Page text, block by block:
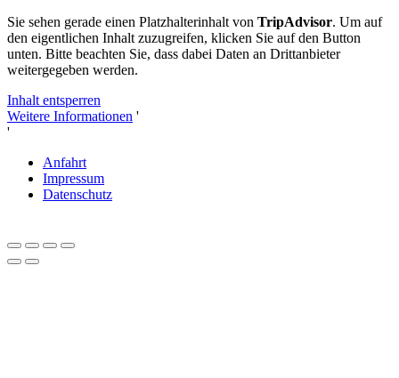
Sie sehen gerade einen Platzhalterinhalt von TripAdvisor. Um auf
den eigentlichen Inhalt zuzugreifen, klicken Sie auf den Button
unten. Bitte beachten Sie, dass dabei Daten an Drittanbieter
weitergegeben werden.
Inhalt entsperren
Weitere Informationen '
'
Anfahrt
Impressum
Datenschutz